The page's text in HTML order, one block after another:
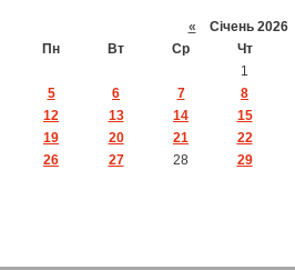
« Січень 2026
Пн
Вт Ср Чт
1
5
6 7 8
12
13 14 15
19
20 21 22
26
27 28 29